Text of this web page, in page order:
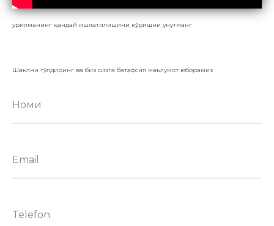
Қурилманинг қандай ишлатилишини кўришни унутманг
Шаклни тўлдиринг ва биз сизга батафсил маълумот юборамиз